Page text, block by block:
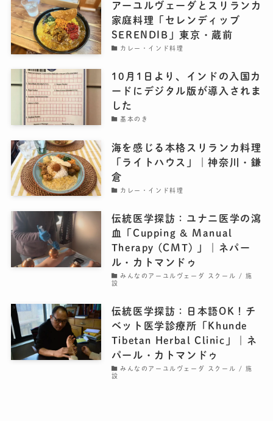
アーユルヴェーダとスリランカ
家庭料理「セレンディッブ
SERENDIB」東京・蔵前
カレー・インド料理
10月1日より、インドの入国カ
ードにデジタル版が導入されま
した
基本のき
海を感じる本格スリランカ料理
「ライトハウス」｜神奈川・鎌
倉
カレー・インド料理
伝統医学探訪：ユナニ医学の瀉
血「Cupping & Manual
Therapy (CMT) 」｜ネパー
ル・カトマンドゥ
みんなのアーユルヴェーダ スクール / 施
設
伝統医学探訪：日本語OK！チ
ベット医学診療所「Khunde
Tibetan Herbal Clinic」｜ネ
パール・カトマンドゥ
みんなのアーユルヴェーダ スクール / 施
設